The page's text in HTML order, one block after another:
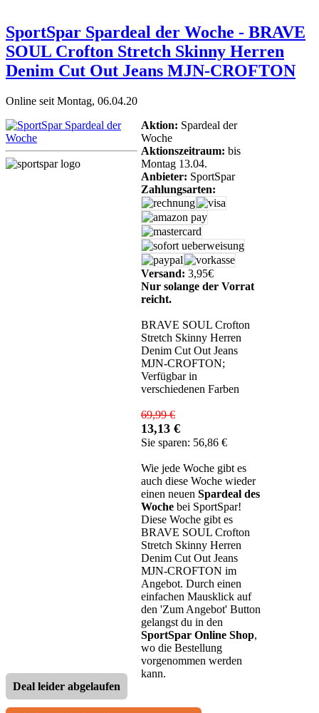
SportSpar Spardeal der Woche - BRAVE
SOUL Crofton Stretch Skinny Herren
Denim Cut Out Jeans MJN-CROFTON
Online seit Montag, 06.04.20
Aktion: Spardeal der
Woche
Aktionszeitraum: bis
Montag 13.04.
Anbieter: SportSpar
Zahlungsarten:
Versand: 3,95€
Nur solange der Vorrat
reicht.
BRAVE SOUL Crofton
Stretch Skinny Herren
Denim Cut Out Jeans
MJN-CROFTON;
Verfügbar in
verschiedenen Farben
69,99 €
13,13 €
Sie sparen: 56,86 €
Wie jede Woche gibt es
auch diese Woche wieder
einen neuen Spardeal des
Woche bei SportSpar!
Diese Woche gibt es
BRAVE SOUL Crofton
Stretch Skinny Herren
Denim Cut Out Jeans
MJN-CROFTON im
Angebot. Durch einen
einfachen Mausklick auf
den 'Zum Angebot' Button
gelangst du in den
SportSpar Online Shop,
wo die Bestellung
vorgenommen werden
kann.
Deal leider abgelaufen